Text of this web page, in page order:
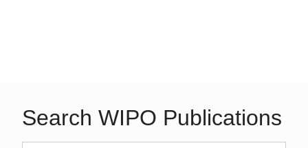
Search WIPO Publications